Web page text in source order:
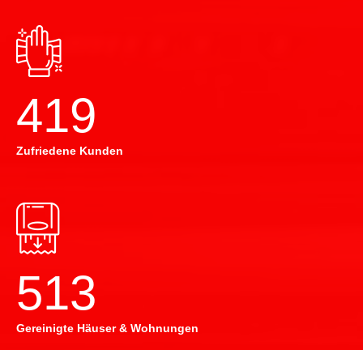
420
Zufriedene Kunden
514
Gereinigte Häuser & Wohnungen